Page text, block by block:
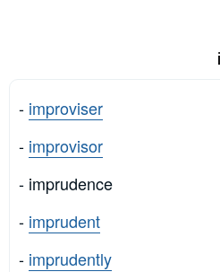
- improviser
- improvisor
- imprudence
- imprudent
- imprudently